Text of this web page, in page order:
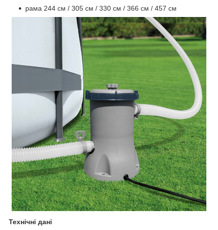
рама 244 см / 305 см / 330 см / 366 см / 457 см
Технічні дані